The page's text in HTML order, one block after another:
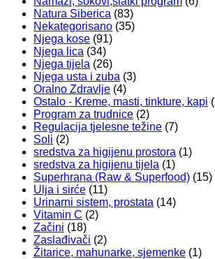
Natura Siberica (83)
Nekategorisano (35)
Njega kose (91)
Njega lica (34)
Njega tijela (26)
Njega usta i zuba (3)
Oralno Zdravlje (4)
Ostalo - Kreme, masti, tinkture, kapi
Program za trudnice (2)
Regulacija tjelesne težine (7)
Soli (2)
sredstva za higijenu prostora (1)
sredstva za higijenu tijela (1)
Superhrana (Raw & Superfood) (15)
Ulja i sirće (11)
Urinarni sistem, prostata (14)
Vitamin C (2)
Začini (18)
Zaslađivači (2)
Žitarice, mahunarke, sjemenke (1)